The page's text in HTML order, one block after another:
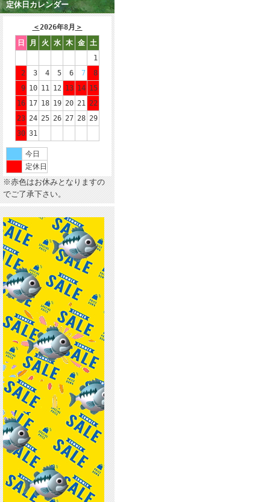
定休日カレンダー
＜2026年8月 ＞
日
月 火 水 木 金
土
1
2
3 4 5 6 7
8
9 10 11 12 13 14 15
16 17 18 19 20 21 22
23 24 25 26 27 28 29
30 31
今日
定休日
※赤色はお休みとなりますの
でご了承下さい。